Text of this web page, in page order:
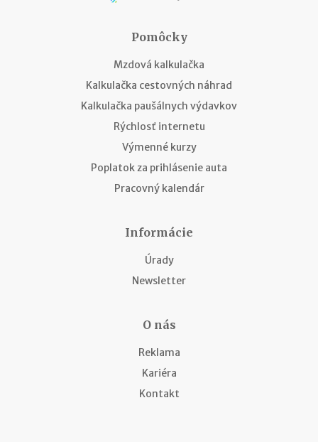
Pomôcky
Mzdová kalkulačka
Kalkulačka cestovných náhrad
Kalkulačka paušálnych výdavkov
Rýchlosť internetu
Výmenné kurzy
Poplatok za prihlásenie auta
Pracovný kalendár
Informácie
Úrady
Newsletter
O nás
Reklama
Kariéra
Kontakt